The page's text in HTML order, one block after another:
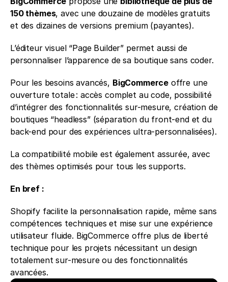
150 thèmes, avec une douzaine de modèles gratuits
et des dizaines de versions premium (payantes).
L’éditeur visuel “Page Builder” permet aussi de
personnaliser l’apparence de sa boutique sans coder.
Pour les besoins avancés, BigCommerce offre une
ouverture totale : accès complet au code, possibilité
d’intégrer des fonctionnalités sur-mesure, création de
boutiques “headless” (séparation du front-end et du
back-end pour des expériences ultra-personnalisées).
La compatibilité mobile est également assurée, avec
des thèmes optimisés pour tous les supports.
En bref :
Shopify facilite la personnalisation rapide, même sans
compétences techniques et mise sur une expérience
utilisateur fluide. BigCommerce offre plus de liberté
technique pour les projets nécessitant un design
totalement sur-mesure ou des fonctionnalités
avancées.